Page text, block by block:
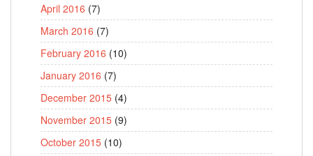
April 2016 (7)
March 2016 (7)
February 2016 (10)
January 2016 (7)
December 2015 (4)
November 2015 (9)
October 2015 (10)